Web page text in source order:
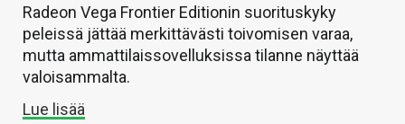
Radeon Vega Frontier Editionin suorituskyky
peleissä jättää merkittävästi toivomisen varaa,
mutta ammattilaissovelluksissa tilanne näyttää
valoisammalta.
Lue lisää